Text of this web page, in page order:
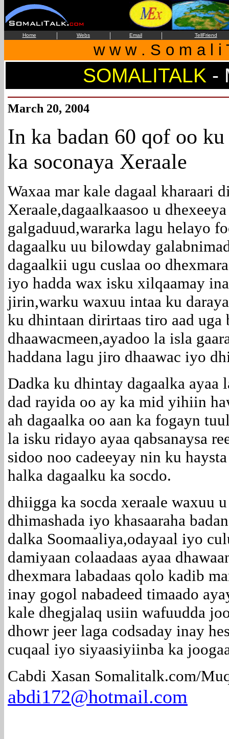
Home | Webs | Email | TellFriend
w w w . S o m a l i
SOMALITALK -
March 20, 2004
In ka badan 60 qof oo
ka soconaya Xeraale
Waxaa mar kale dagaal kharaari
Xeraale,dagaalkaasoo u
galgaduud,wararka lagu helayo
dagaalku uu bilowday
dagaalkii ugu cuslaa oo
iyo hadda wax isku xilqaamay
jirin,warku waxuu intaa ku
ku dhintaan dirirtaas tiro aad uga
dhaawacmeen,ayadoo la isla
haddana lagu jiro dhaawac iyo
Dadka ku dhintay dagaalka ayaa
dad rayida oo ay ka mid yihiin
ah dagaalka oo aan ka fogayn
la isku ridayo ayaa qabsanaysa
sidoo noo cadeeyay nin ku
halka dagaalku ka socdo.
dhiigga ka socda xeraale waxuu
dhimashada iyo khasaaraha
dalka Soomaaliya,odayaal iyo
damiyaan colaadaas ayaa
dhexmara labadaas qolo kadib
inay gogol nabadeed timaado
kale dhegjalaq usiin wafuudda
dhowr jeer laga codsaday inay
cuqaal iyo siyaasiyiinba ka
Cabdi Xasan Somalitalk.com/
abdi172@hotmail.com